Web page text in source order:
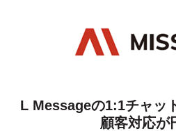
L Messageの1:1チャッ
顧客対応が